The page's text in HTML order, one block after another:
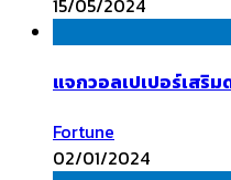
แจกวอลเปเปอร์เสริ
Fortune
02/01/2024